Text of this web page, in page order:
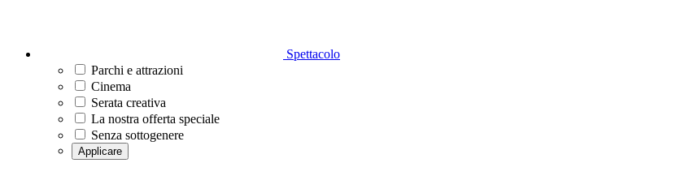
Spettacolo
Parchi e attrazioni
Cinema
Serata creativa
La nostra offerta speciale
Senza sottogenere
Applicare